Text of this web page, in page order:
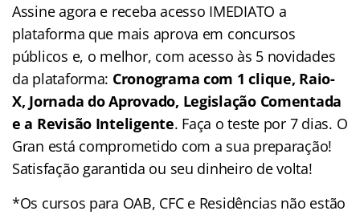
Assine agora e receba acesso IMEDIATO a
plataforma que mais aprova em concursos
públicos e, o melhor, com acesso às 5 novidades
da plataforma: Cronograma com 1 clique, Raio-
X, Jornada do Aprovado, Legislação Comentada
e a Revisão Inteligente. Faça o teste por 7 dias. O
Gran está comprometido com a sua preparação!
Satisfação garantida ou seu dinheiro de volta!
*Os cursos para OAB, CFC e Residências não estão